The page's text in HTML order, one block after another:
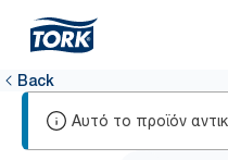
Back
Αυτό το προϊόν